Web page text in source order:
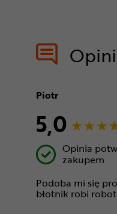
Piotr
5,0
Opinia
zakupem
Podoba mi się
błotnik robi